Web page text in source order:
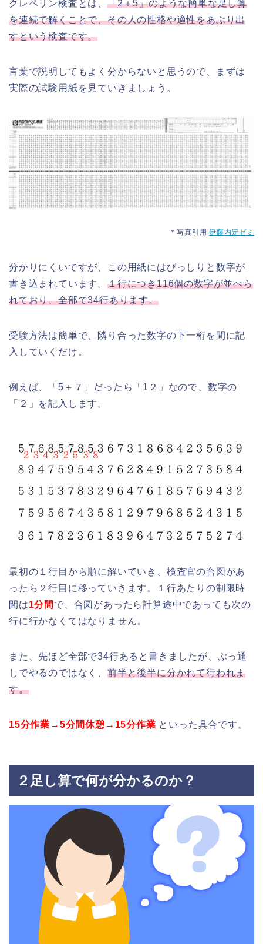
クレペリン検査とは、 「2＋5」のような簡単な足し算
を連続で解くことで、その人の性格や適性をあぶり出
すという検査です。
言葉で説明してもよく分からないと思うので、まずは
実際の試験用紙を見ていきましょう。
＊写真引用伊藤内定ゼミ
分かりにくいですが、この用紙にはびっしりと数字が
書き込まれています。 １行につき116個の数字が並べら
れており、全部で34行あります。
受験方法は簡単で、隣り合った数字の下一桁を間に記
入していくだけ。
例えば、「5＋７」だったら「1２」なので、数字の
「２」を記入します。
最初の１行目から順に解いていき、検査官の合図があ
ったら２行目に移っていきます。１行あたりの制限時
間は1分間 で、合図があったら計算途中であっても次の
行に行かなくてはなりません。
また、先ほど全部で34行あると書きましたが、ぶっ通
しでやるのではなく、前半と後半に分かれて行われま
す。
15分作業→5分間休憩→15分作業 といった具合です。
２足し算で何が分かるのか？